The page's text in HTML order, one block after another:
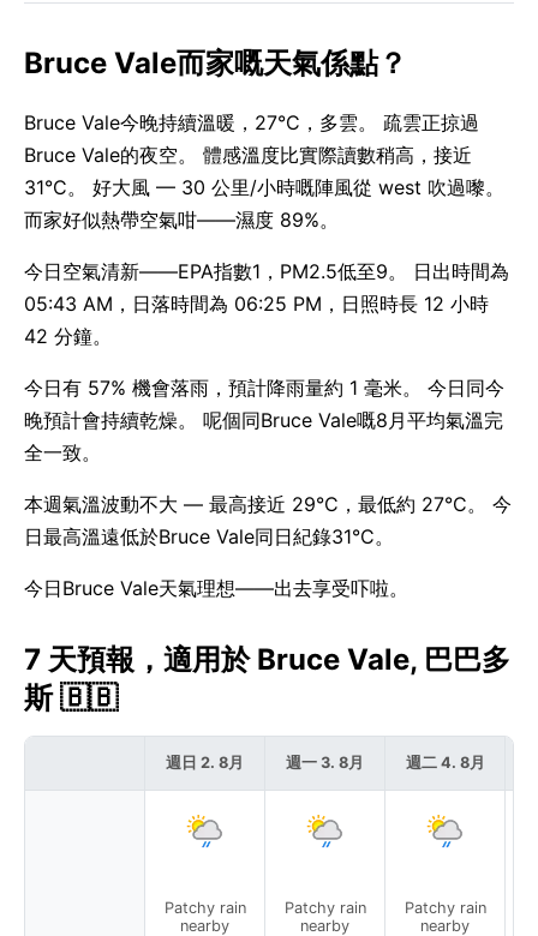
Bruce Vale而家嘅天氣係點？
Bruce Vale今晚持續溫暖，27°C，多雲。 疏雲正掠過
Bruce Vale的夜空。 體感溫度比實際讀數稍高，接近
31°C。 好大風 — 30 公里/小時嘅陣風從 west 吹過嚟。
而家好似熱帶空氣咁——濕度 89%。
今日空氣清新——EPA指數1，PM2.5低至9。 日出時間為
05:43 AM，日落時間為 06:25 PM，日照時長 12 小時
42 分鐘。
今日有 57% 機會落雨，預計降雨量約 1 毫米。 今日同今
晚預計會持續乾燥。 呢個同Bruce Vale嘅8月平均氣溫完
全一致。
本週氣溫波動不大 — 最高接近 29°C，最低約 27°C。 今
日最高溫遠低於Bruce Vale同日紀錄31°C。
今日Bruce Vale天氣理想——出去享受吓啦。
7 天預報，適用於 Bruce Vale, 巴巴多
斯 🇧🇧
週日 2. 8月
Patchy rain
nearby
週一 3. 8月
Patchy rain
nearby
週二 4. 8月
Patchy rain
nearby